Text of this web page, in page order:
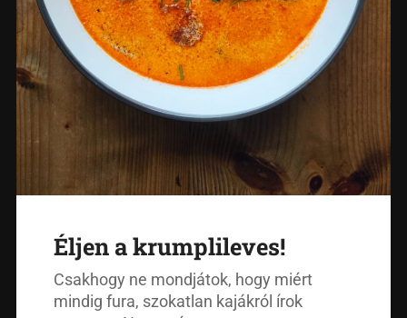
Éljen a krumplileves!
Csakhogy ne mondjátok, hogy miért
mindig fura, szokatlan kajákról írok